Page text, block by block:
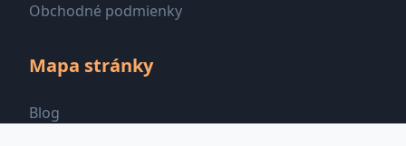
Obchodné podmienky
Mapa stránky
Blog